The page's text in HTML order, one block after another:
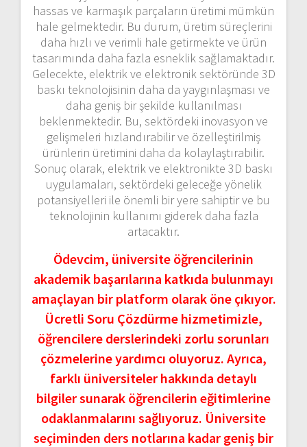
hassas ve karmaşık parçaların üretimi mümkün
hale gelmektedir. Bu durum, üretim süreçlerini
daha hızlı ve verimli hale getirmekte ve ürün
tasarımında daha fazla esneklik sağlamaktadır.
Gelecekte, elektrik ve elektronik sektöründe 3D
baskı teknolojisinin daha da yaygınlaşması ve
daha geniş bir şekilde kullanılması
beklenmektedir. Bu, sektördeki inovasyon ve
gelişmeleri hızlandırabilir ve özelleştirilmiş
ürünlerin üretimini daha da kolaylaştırabilir.
Sonuç olarak, elektrik ve elektronikte 3D baskı
uygulamaları, sektördeki geleceğe yönelik
potansiyelleri ile önemli bir yere sahiptir ve bu
teknolojinin kullanımı giderek daha fazla
artacaktır.
Ödevcim, üniversite öğrencilerinin
akademik başarılarına katkıda bulunmayı
amaçlayan bir platform olarak öne çıkıyor.
Ücretli Soru Çözdürme hizmetimizle,
öğrencilere derslerindeki zorlu sorunları
çözmelerine yardımcı oluyoruz. Ayrıca,
farklı üniversiteler hakkında detaylı
bilgiler sunarak öğrencilerin eğitimlerine
odaklanmalarını sağlıyoruz. Üniversite
seçiminden ders notlarına kadar geniş bir